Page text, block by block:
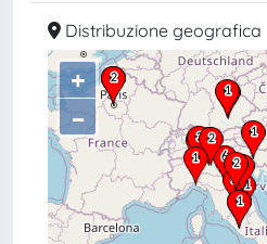
Distribuzione geografica
+
–